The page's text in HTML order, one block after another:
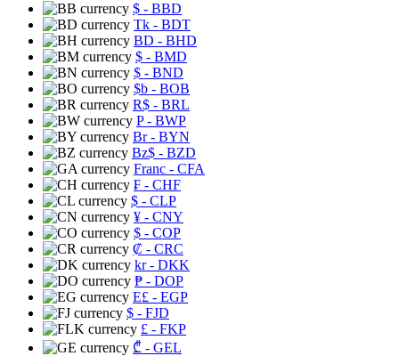
$ - BBD
Tk - BDT
BD - BHD
$ - BMD
$ - BND
$b - BOB
R$ - BRL
P- BWP
Br- BYN
Bz$ - BZD
Franc - CFA
₣ - CHF
$ - CLP
¥ - CNY
$ - COP
₡ - CRC
kr- DKK
₱ - DOP
E£ - EGP
$ - FJD
£ - FKP
₾ - GEL